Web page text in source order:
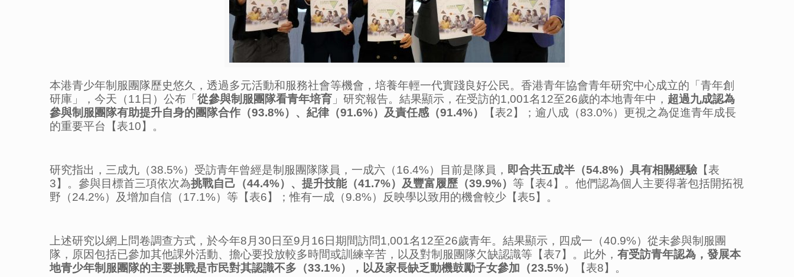
本港青少年制服團隊歷史悠久，透過多元活動和服務社會等機會，培養年輕一代實踐良好公民。香港青年協會青年研究中心成立的「青年創
研庫」，今天（11日）公布「 從參與制服團隊看青年培育 」研究報告。結果顯示，在受訪的1,001名12至26歲的本地青年中， 超過九成認為
參與制服團隊有助提升自身的團隊合作（93.8%）、紀律（91.6%）及責任感（91.4%）
【表2】；逾八成（83.0%）更視之為促進青年成長
的重要平台【表10】。
研究指出，三成九（38.5%）受訪青年曾經是制服團隊隊員，一成六（16.4%）目前是隊員， 即合共五成半（54.8%）具有相關經驗【表
3】。參與目標首三項依次為挑戰自己（44.4%）、提升技能（41.7%）及豐富履歷（39.9%） 等【表4】。他們認為個人主要得著包括開拓視
野（24.2%）及增加自信（17.1%）等【表6】；惟有一成（9.8%）反映學以致用的機會較少【表5】。
上述研究以網上問卷調查方式，於今年8月30日至9月16日期間訪問1,001名12至26歲青年。結果顯示，四成一（40.9%）從未參與制服團
隊，原因包括已參加其他課外活動、擔心要投放較多時間或訓練辛苦，以及對制服團隊欠缺認識等【表7】。此外， 有受訪青年認為，發展本
地青少年制服團隊的主要挑戰是市民對其認識不多（33.1%），以及家長缺乏動機鼓勵子女參加（23.5%） 【表8】。